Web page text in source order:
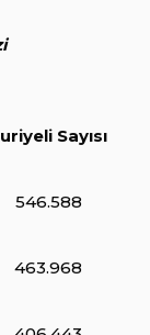
Sayısı
546.588
463.968